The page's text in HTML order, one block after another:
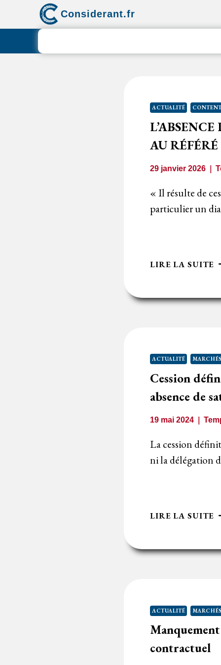
Considerant.fr
ACTUALITÉ
AU
29 janvier 2026
« Il résulte de
particulier un
LIRE LA SUITE
ACTUALITÉ
Cession
absence de
19 mai 2024
La cession
ni la délégation
LIRE LA SUITE
ACTUALITÉ
contractuel